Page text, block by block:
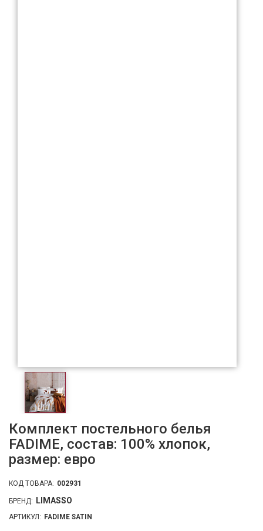
Комплект постельного белья
FADIME, состав: 100% хлопок,
размер: евро
КОД ТОВАРА: 002931
БРЕНД: LIMASSO
АРТИКУЛ: FADIME SATIN